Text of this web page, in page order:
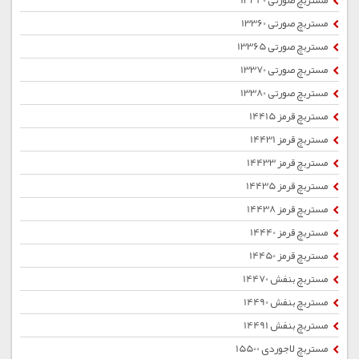
مستربچ صورتی 13360
مستربچ صورتی 13365
مستربچ صورتی 13370
مستربچ صورتی 13380
مستربچ قرمز 14415
مستربچ قرمز 14431
مستربچ قرمز 14433
مستربچ قرمز 14435
مستربچ قرمز 14438
مستربچ قرمز 14440
مستربچ قرمز 14450
مستربچ بنفش 14470
مستربچ بنفش 14490
مستربچ بنفش 14491
مستربچ لاجوردی 15500